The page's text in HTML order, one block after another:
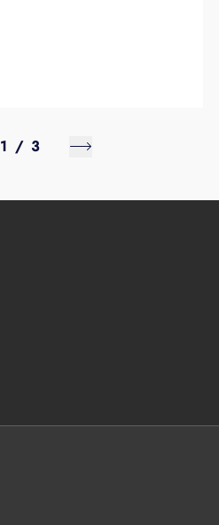
1 / 3